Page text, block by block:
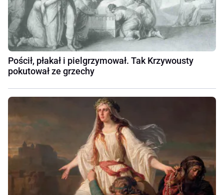
Pościł, płakał i pielgrzymował. Tak Krzywousty
pokutował ze grzechy